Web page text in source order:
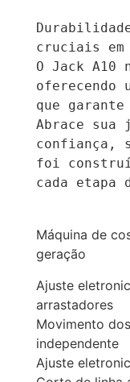
cruciais em
O Jack A10
oferecendo
que garante
Abrace sua
confiança,
foi
cada etapa
Máquina de
geração
Ajuste
arrastadores
Movimento
independente
Ajuste